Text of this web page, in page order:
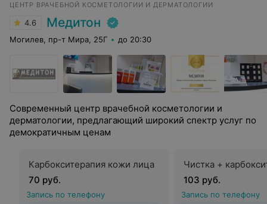
ЦЕНТР ВРАЧЕБНОЙ КОСМЕТОЛОГИИ И ДЕРМАТОЛОГИИ
4.6 Медитон
Могилев, пр-т Мира, 25Г до 20:30
Современный центр врачебной косметологии и
дерматологии, предлагающий широкий спектр услуг по
демократичным ценам
Карбокситерапия кожи лица
70 руб.
Запись по телефону
Чистка +
103 руб.
Запись по телефону